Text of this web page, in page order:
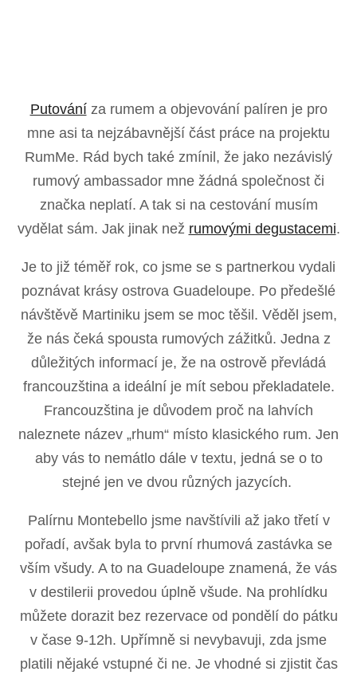
Putování za rumem a objevování palíren je pro
mne asi ta nejzábavnější část práce na projektu
RumMe. Rád bych také zmínil, že jako nezávislý
rumový ambassador mne žádná společnost či
značka neplatí. A tak si na cestování musím
vydělat sám. Jak jinak než rumovými degustacemi.
Je to již téměř rok, co jsme se s partnerkou vydali
poznávat krásy ostrova Guadeloupe. Po předešlé
návštěvě Martiniku jsem se moc těšil. Věděl jsem,
že nás čeká spousta rumových zážitků. Jedna z
důležitých informací je, že na ostrově převládá
francouzština a ideální je mít sebou překladatele.
Francouzština je důvodem proč na lahvích
naleznete název „rhum“ místo klasického rum. Jen
aby vás to nemátlo dále v textu, jedná se o to
stejné jen ve dvou různých jazycích.
Palírnu Montebello jsme navštívili až jako třetí v
pořadí, avšak byla to první rhumová zastávka se
vším všudy. A to na Guadeloupe znamená, že vás
v destilerii provedou úplně všude. Na prohlídku
můžete dorazit bez rezervace od pondělí do pátku
v čase 9-12h. Upřímně si nevybavuji, zda jsme
platili nějaké vstupné či ne. Je vhodné si zjistit čas